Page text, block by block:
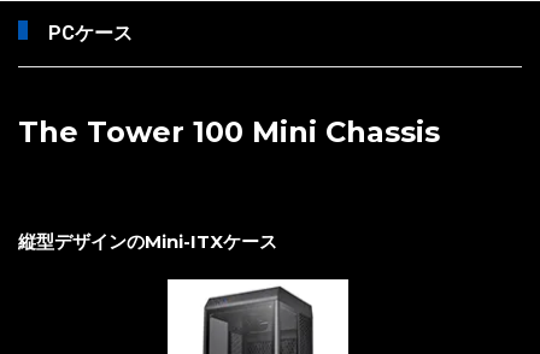
PCケース
The Tower 100 Mini Chassis
縦型デザインのMini-ITXケース